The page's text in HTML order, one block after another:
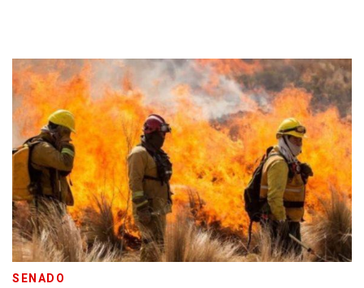
SENADO